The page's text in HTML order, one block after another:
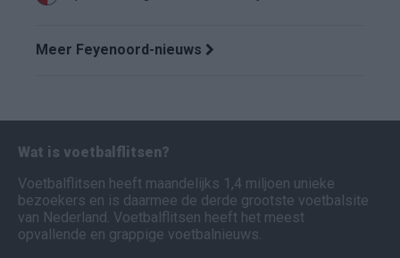
Meer Feyenoord-nieuws
Wat is voetbalflitsen?
Voetbalflitsen heeft maandelijks 1,4 miljoen unieke
bezoekers en is daarmee de derde grootste voetbalsite
van Nederland. Voetbalflitsen heeft het meest
opvallende en grappige voetbalnieuws.